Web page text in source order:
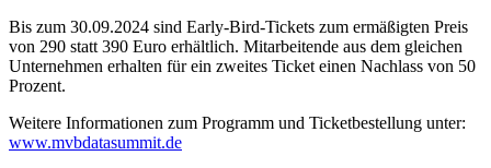
Bis zum 30.09.2024 sind Early-Bird-Tickets zum ermäßigten Preis
von 290 statt 390 Euro erhältlich. Mitarbeitende aus dem gleichen
Unternehmen erhalten für ein zweites Ticket einen Nachlass von 50
Prozent.
Weitere Informationen zum Programm und Ticketbestellung unter:
www.mvbdatasummit.de